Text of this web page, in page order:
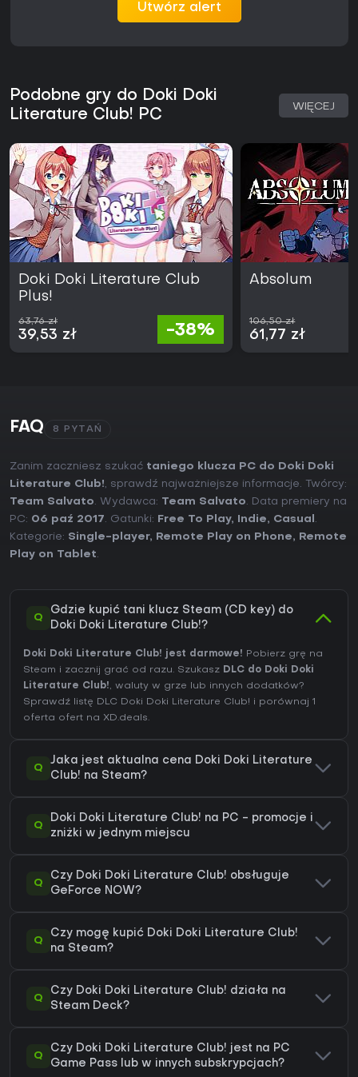
Utwórz alert
Podobne gry do Doki Doki
Literature Club! PC
WIĘCEJ
Doki Doki Literature Club
Plus!
63,76 zł
39,53 zł -38%
Absolum
106,50 zł
61,77 zł
FAQ 8 PYTAŃ
Zanim zaczniesz szukać taniego klucza PC do Doki Doki
Literature Club!, sprawdź najważniejsze informacje. Twórcy:
Team Salvato. Wydawca: Team Salvato. Data premiery na
PC: 06 paź 2017. Gatunki: Free To Play, Indie, Casual .
Kategorie: Single-player, Remote Play on Phone,
Remote
Play on Tablet.
Q
Gdzie kupić tani klucz Steam (CD key) do
Doki Doki Literature Club!?
Doki Doki Literature Club! jest darmowe! Pobierz grę na
Steam i zacznij grać od razu. Szukasz DLC do Doki Doki
Literature Club!, waluty w grze lub innych dodatków?
Sprawdź listę DLC Doki Doki Literature Club! i porównaj 1
oferta ofert na XD.deals.
Q
Jaka jest aktualna cena Doki Doki Literature
Club! na Steam?
Q
Doki Doki Literature Club! na PC - promocje i
zniżki w jednym miejscu
Q
Czy Doki Doki Literature Club! obsługuje
GeForce NOW?
Q
Czy mogę kupić Doki Doki Literature Club!
na Steam?
Q
Czy Doki Doki Literature Club! działa na
Steam Deck?
Q
Czy Doki Doki Literature Club! jest na PC
Game Pass lub w innych subskrypcjach?